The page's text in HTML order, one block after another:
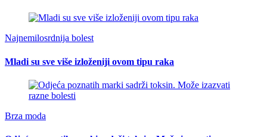
Najnemilosrdnija bolest
Mladi su sve više izloženiji ovom tipu raka
Brza moda